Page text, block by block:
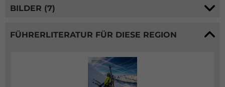
BILDER (7)
FÜHRERLITERATUR FÜR DIESE REGION